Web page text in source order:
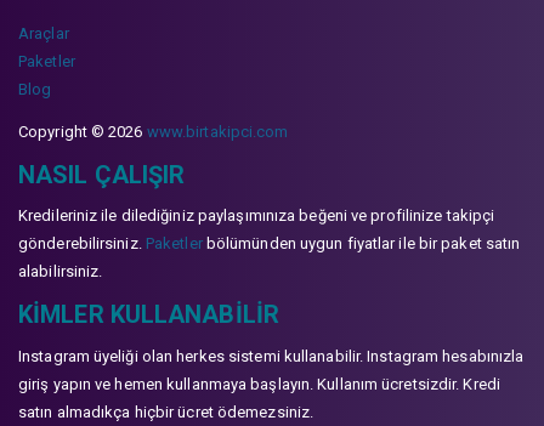
Araçlar
Paketler
Blog
Copyright © 2026 www.birtakipci.com
NASIL ÇALIŞIR
Kredileriniz ile dilediğiniz paylaşımınıza beğeni ve profilinize takipçi
gönderebilirsiniz. Paketlerbölümünden uygun fiyatlar ile bir paket satın
alabilirsiniz.
KIMLER KULLANABILIR
Instagram üyeliği olan herkes sistemi kullanabilir. Instagram hesabınızla
giriş yapın ve hemen kullanmaya başlayın. Kullanım ücretsizdir. Kredi
satın almadıkça hiçbir ücret ödemezsiniz.